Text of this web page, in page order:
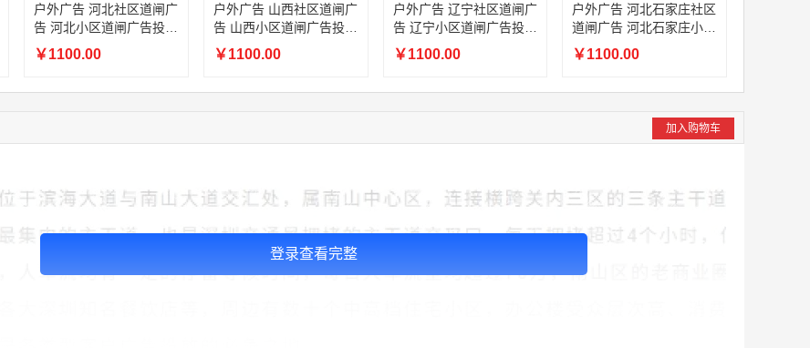
03:20:56
156****3374 联系了该媒体所在商家
01:59:39
189****2617
联系了该媒体所在商家
户外广告 河北社区道闸广
告 河北小区道闸广告投放
价格
￥1100.00
户外广告 山西社区道闸广
告 山西小区道闸广告投放
价格
￥1100.00
户外广告 辽宁社区道闸广
告 辽宁小区道闸广告投放
价格
￥1100.00
户外广告 河北石家庄社区
道闸广告 河北石家庄小区
道闸广告投放价格
￥1100.00
加入购物车
登录查看完整